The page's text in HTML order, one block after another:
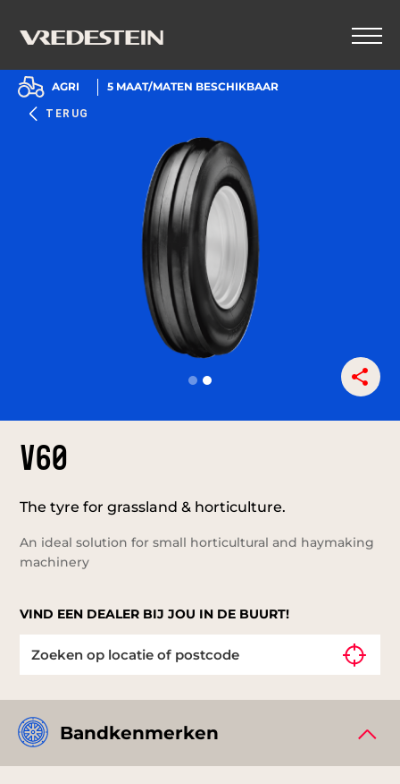
TERUG
AGRI 5 MAAT/MATEN BESCHIKBAAR
V60
The tyre for grassland & horticulture.
An ideal solution for small horticultural and haymaking
machinery
VIND EEN DEALER BIJ JOU IN DE BUURT!
Bandkenmerken